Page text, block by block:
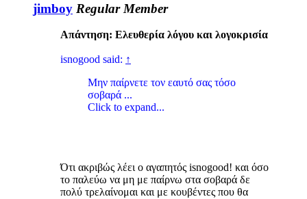
jimboy Regular Member
Απάντηση: Ελευθερία λόγου και λογοκρισία
isnogood said: ↑
Μην παίρνετε τον εαυτό σας τόσο
σοβαρά ...
Click to expand...
Ότι ακριβώς λέει ο αγαπητός isnogood! και όσο
το παλεύω να μη με παίρνω στα σοβαρά δε
πολύ τρελαίνομαι και με κουβέντες που θα